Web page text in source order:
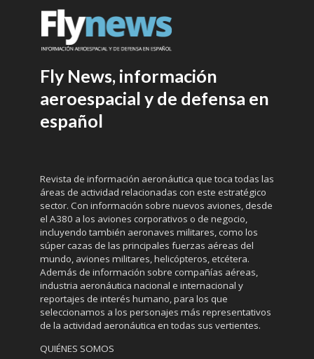
Fly News, información
aeroespacial y de defensa en
español
Revista de información aeronáutica que toca todas las
áreas de actividad relacionadas con este estratégico
sector. Con información sobre nuevos aviones, desde
el A380 a los aviones corporativos o de negocio,
incluyendo también aeronaves militares, como los
súper cazas de las principales fuerzas aéreas del
mundo, aviones militares, helicópteros, etcétera.
Además de información sobre compañías aéreas,
industria aeronáutica nacional e internacional y
reportajes de interés humano, para los que
seleccionamos a los personajes más representativos
de la actividad aeronáutica en todas sus vertientes.
QUIÉNES SOMOS